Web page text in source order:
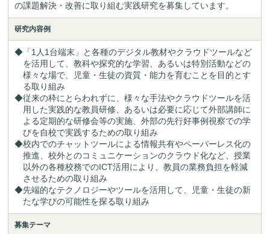
の課題解決・改善に取り組む実践研究を募集しています。
研究内容例
◆「1人1台端末」と各種のデジタル教材やクラウドツールなど
を活用して、教科や探究的な学習、あるいは特別活動などの
様々な場で、児童・生徒の資質・能力を育むことを目的とす
る取り組み
◆従来の枠にとらわれずに、様々な手法やクラウドツールを活
用した実践的な教員研修、あるいは必要に応じて外部講師に
よる定期的な研修会等の実施、外部の先行好事例視察での学
びを自校で実践するための取り組み
◆校内でのチャットツールによる情報共有やペーパーレス化の
推進、校外とのコミュニケーションのクラウド化など、授業
以外の各種校務でのICT活用により、教員の業務負担を軽減
させるための取り組み
◆先端的なテクノロジーやツールを活用して、児童・生徒の新
たな学びの可能性を探る取り組み
募集テーマ